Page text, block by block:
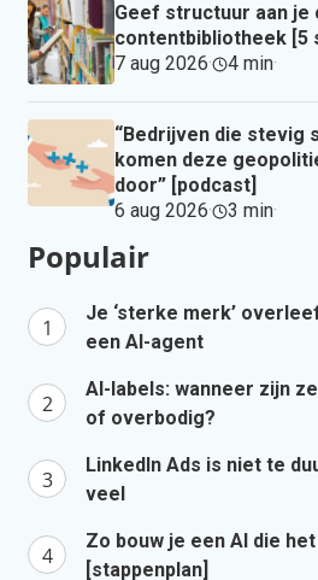
Geef structuur aan je
contentbibliotheek [5
7 aug 2026· 4 min·
“Bedrijven die stevig
komen deze
door” [podcast]
6 aug 2026· 3 min·
Populair
Je ‘sterke merk’
een AI-agent
AI-labels: wanneer zijn
of overbodig?
LinkedIn Ads is niet te
veel
Zo bouw je een AI die
[stappenplan]